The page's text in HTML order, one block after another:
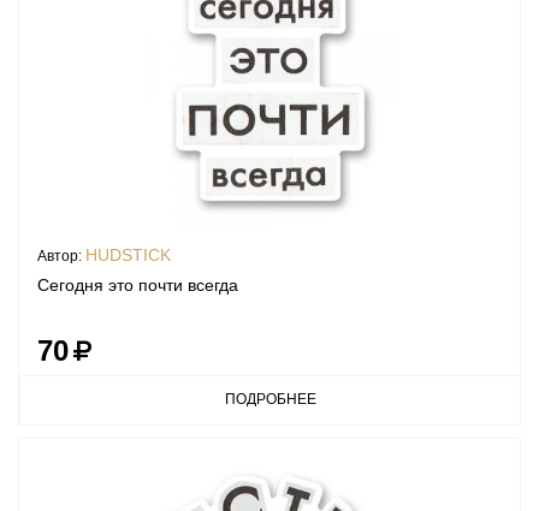
Автор: HUDSTICK
Сегодня это почти всегда
70
ПОДРОБНЕЕ